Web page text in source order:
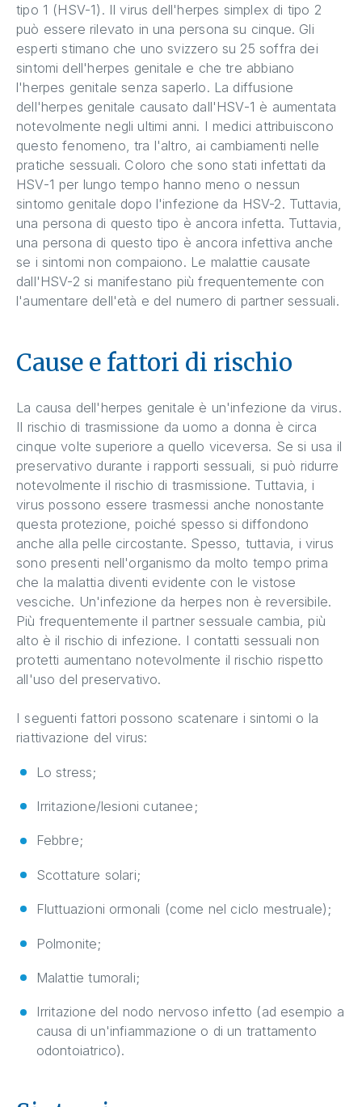
tipo 1 (HSV-1). Il virus dell'herpes simplex di tipo 2
può essere rilevato in una persona su cinque. Gli
esperti stimano che uno svizzero su 25 soffra dei
sintomi dell'herpes genitale e che tre abbiano
l'herpes genitale senza saperlo. La diffusione
dell'herpes genitale causato dall'HSV-1 è aumentata
notevolmente negli ultimi anni. I medici attribuiscono
questo fenomeno, tra l'altro, ai cambiamenti nelle
pratiche sessuali. Coloro che sono stati infettati da
HSV-1 per lungo tempo hanno meno o nessun
sintomo genitale dopo l'infezione da HSV-2. Tuttavia,
una persona di questo tipo è ancora infetta. Tuttavia,
una persona di questo tipo è ancora infettiva anche
se i sintomi non compaiono. Le malattie causate
dall'HSV-2 si manifestano più frequentemente con
l'aumentare dell'età e del numero di partner sessuali.
Cause e fattori di rischio
La causa dell'herpes genitale è un'infezione da virus.
Il rischio di trasmissione da uomo a donna è circa
cinque volte superiore a quello viceversa. Se si usa il
preservativo durante i rapporti sessuali, si può ridurre
notevolmente il rischio di trasmissione. Tuttavia, i
virus possono essere trasmessi anche nonostante
questa protezione, poiché spesso si diffondono
anche alla pelle circostante. Spesso, tuttavia, i virus
sono presenti nell'organismo da molto tempo prima
che la malattia diventi evidente con le vistose
vesciche. Un'infezione da herpes non è reversibile.
Più frequentemente il partner sessuale cambia, più
alto è il rischio di infezione. I contatti sessuali non
protetti aumentano notevolmente il rischio rispetto
all'uso del preservativo.
I seguenti fattori possono scatenare i sintomi o la
riattivazione del virus:
Lo stress;
Irritazione/lesioni cutanee;
Febbre;
Scottature solari;
Fluttuazioni ormonali (come nel ciclo mestruale);
Polmonite;
Malattie tumorali;
Irritazione del nodo nervoso infetto (ad esempio a
causa di un'infiammazione o di un trattamento
odontoiatrico).